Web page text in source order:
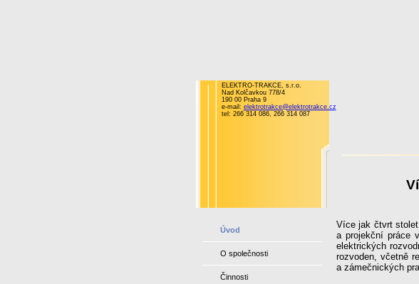
ELEKTRO-TRAKCE, s.r.o.
Nad Kolčavkou 778/4
190 00 Praha 9
e-mail: elektrotrakce@elektrotrakce.cz
tel: 266 314 086, 266 314 087
Úvod
O společnosti
Činnosti
Více jak čtvrt
a projekční práce
elektrických
rozvoden, včetně
a zámečnických